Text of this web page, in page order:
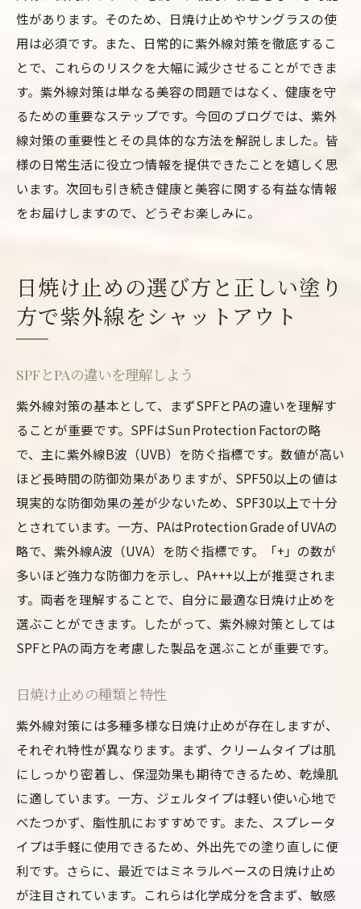
性があります。そのため、日焼け止めやサングラスの使
用は必須です。また、日常的に紫外線対策を徹底するこ
とで、これらのリスクを大幅に減少させることができま
す。紫外線対策は単なる美容の問題ではなく、健康を守
るための重要なステップです。今回のブログでは、紫外
線対策の重要性とその具体的な方法を解説しました。皆
様の日常生活に役立つ情報を提供できたことを嬉しく思
います。次回も引き続き健康と美容に関する有益な情報
をお届けしますので、どうぞお楽しみに。
日焼け止めの選び方と正しい塗り
方で紫外線をシャットアウト
SPFとPAの違いを理解しよう
紫外線対策の基本として、まずSPFとPAの違いを理解す
ることが重要です。SPFはSun Protection Factorの略
で、主に紫外線B波（UVB）を防ぐ指標です。数値が高い
ほど長時間の防御効果がありますが、SPF50以上の値は
現実的な防御効果の差が少ないため、SPF30以上で十分
とされています。一方、PAはProtection Grade of UVAの
略で、紫外線A波（UVA）を防ぐ指標です。「+」の数が
多いほど強力な防御力を示し、PA+++以上が推奨されま
す。両者を理解することで、自分に最適な日焼け止めを
選ぶことができます。したがって、紫外線対策としては
SPFとPAの両方を考慮した製品を選ぶことが重要です。
日焼け止めの種類と特性
紫外線対策には多種多様な日焼け止めが存在しますが、
それぞれ特性が異なります。まず、クリームタイプは肌
にしっかり密着し、保湿効果も期待できるため、乾燥肌
に適しています。一方、ジェルタイプは軽い使い心地で
べたつかず、脂性肌におすすめです。また、スプレータ
イプは手軽に使用できるため、外出先での塗り直しに便
利です。さらに、最近ではミネラルベースの日焼け止め
が注目されています。これらは化学成分を含まず、敏感